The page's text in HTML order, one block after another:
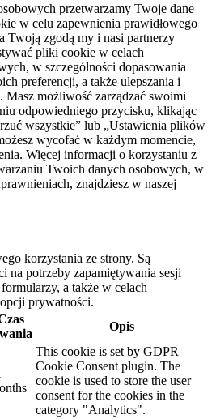
przetwarzamy Twoje dane
w celu zapewnienia prawidłowego
Twoją zgodą my i nasi partnerzy
pliki cookie w celach
w szczególności dopasowania
preferencji, a także ulepszania i
Masz możliwość zarządzać swoimi
odpowiedniego przycisku, klikając
wszystkie” lub „Ustawienia plików
wycofać w każdym momencie,
Więcej informacji o korzystaniu z
Twoich danych osobowych, w
znajdziesz w naszej
korzystania ze strony. Są
na potrzeby zapamiętywania sesji
a także w celach
prywatności.
Opis
This cookie is set by GDPR
Cookie Consent plugin. The
cookie is used to store the user
consent for the cookies in the
category "Analytics".